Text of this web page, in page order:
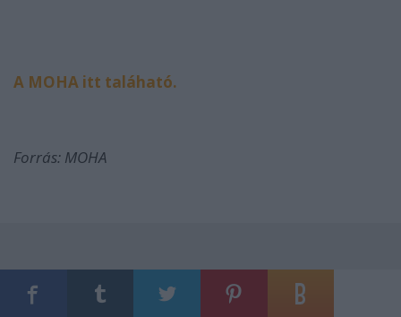
A MOHA itt taláható.
Forrás: MOHA